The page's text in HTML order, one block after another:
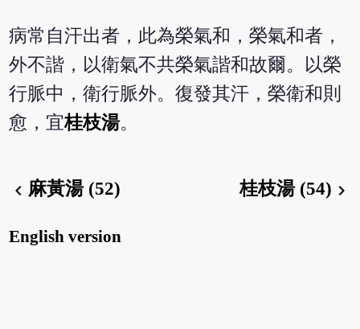
病常自汗出者，此為榮氣和，榮氣和者，
外不諧，以衛氣不共榮氣諧和故爾。以榮
行脈中，衛行脈外。復發其汗，榮衛和則
愈，宜桂枝湯。
chevron_left麻黃湯 (52) 桂枝湯 (54) chevron_right
English version